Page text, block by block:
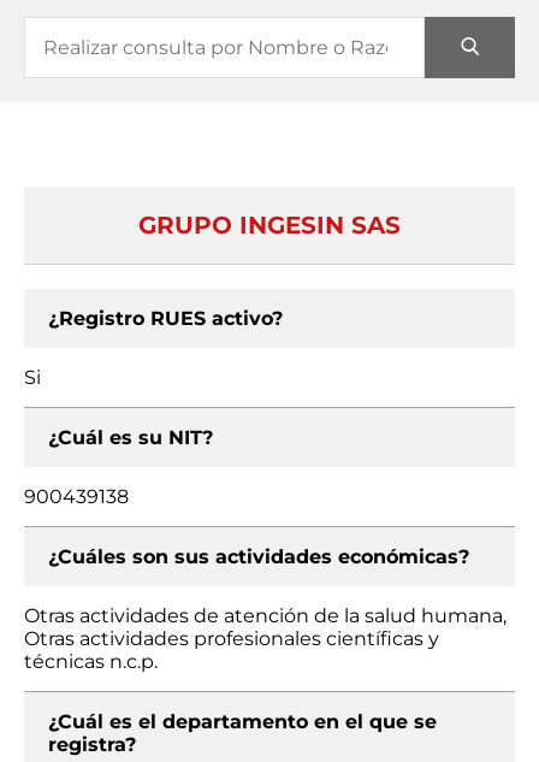
GRUPO INGESIN SAS
¿Registro RUES activo?
Si
¿Cuál es su NIT?
900439138
¿Cuáles son sus actividades económicas?
Otras actividades de atención de la salud humana,
Otras actividades profesionales científicas y
técnicas n.c.p.
¿Cuál es el departamento en el que se
registra?